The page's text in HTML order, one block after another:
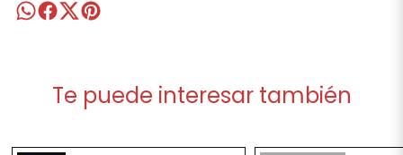
Te puede interesar también